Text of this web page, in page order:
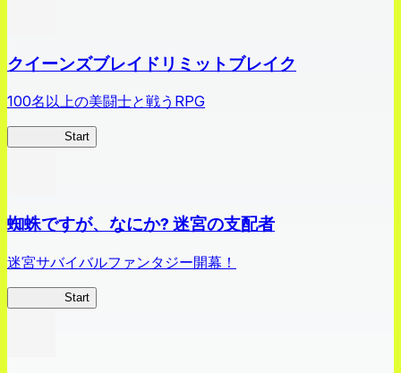
クイーンズブレイドリミットブレイク
100名以上の美闘士と戦うRPG
Start
蜘蛛ですが、なにか? 迷宮の支配者
迷宮サバイバルファンタジー開幕！
Start